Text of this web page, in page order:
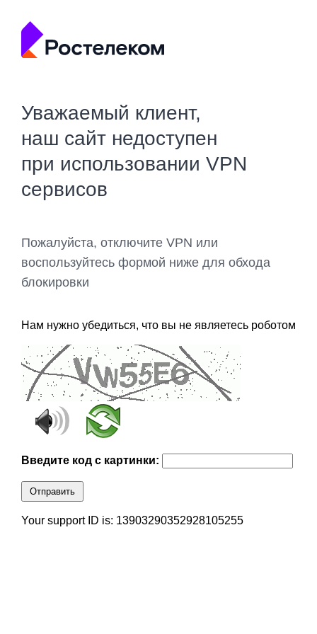
Уважаемый клиент,
наш сайт недоступен
при использовании VPN
сервисов
Пожалуйста, отключите VPN или
воспользуйтесь формой ниже для обхода
блокировки
Нам нужно убедиться, что вы не являетесь роботом
Введите код с картинки:
Отправить
Your support ID is: 13903290352928105255